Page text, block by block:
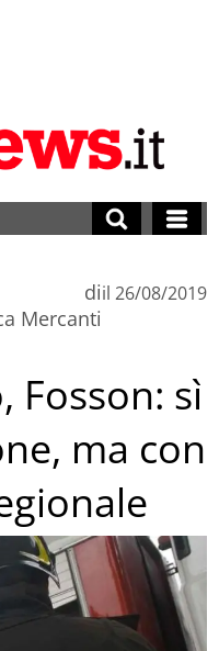
di
Mercanti
il 26/08/2019
Fosson: sì
ma con